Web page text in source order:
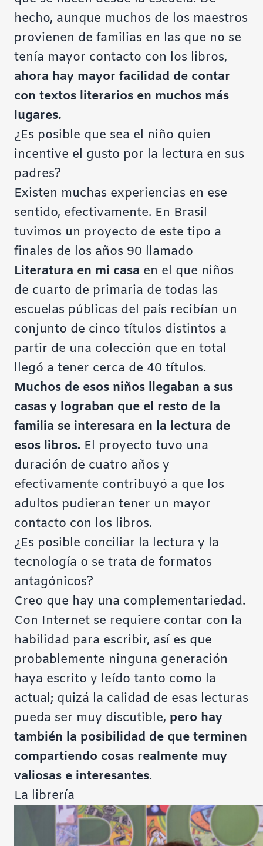
hecho, aunque muchos de los maestros
provienen de familias en las que no se
tenía mayor contacto con los libros,
ahora hay mayor facilidad de contar
con textos literarios en muchos más
lugares.
¿Es posible que sea el niño quien
incentive el gusto por la lectura en sus
padres?
Existen muchas experiencias en ese
sentido, efectivamente. En Brasil
tuvimos un proyecto de este tipo a
finales de los años 90 llamado
Literatura en mi casa en el que niños
de cuarto de primaria de todas las
escuelas públicas del país recibían un
conjunto de cinco títulos distintos a
partir de una colección que en total
llegó a tener cerca de 40 títulos.
Muchos de esos niños llegaban a sus
casas y lograban que el resto de la
familia se interesara en la lectura de
esos libros. El proyecto tuvo una
duración de cuatro años y
efectivamente contribuyó a que los
adultos pudieran tener un mayor
contacto con los libros.
¿Es posible conciliar la lectura y la
tecnología o se trata de formatos
antagónicos?
Creo que hay una complementariedad.
Con Internet se requiere contar con la
habilidad para escribir, así es que
probablemente ninguna generación
haya escrito y leído tanto como la
actual; quizá la calidad de esas lecturas
pueda ser muy discutible, pero hay
también la posibilidad de que terminen
compartiendo cosas realmente muy
valiosas e interesantes.
La librería